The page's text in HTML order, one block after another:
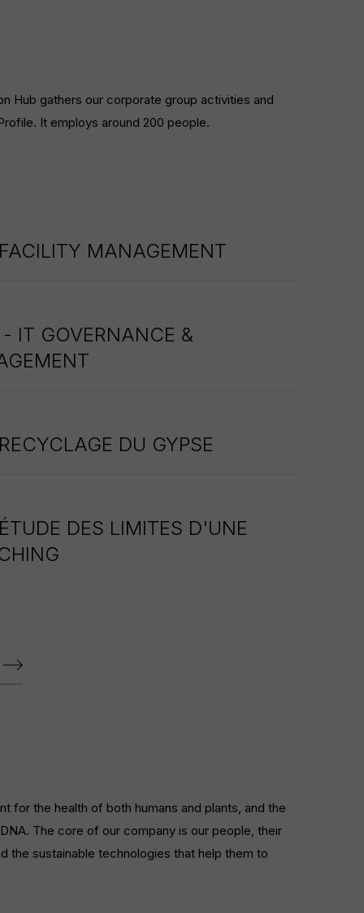
Hub gathers our corporate group activities and
It employs around 200 people.
MANAGEMENT
IT GOVERNANCE &
DU GYPSE
DES LIMITES D'UNE
for the health of both humans and plants, and the
The core of our company is our people, their
the sustainable technologies that help them to